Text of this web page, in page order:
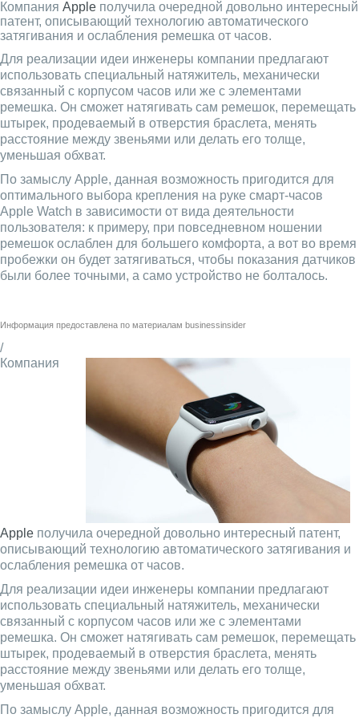
Компания Apple получила очередной довольно интересный
патент, описывающий технологию автоматического
затягивания и ослабления ремешка от часов.
Для реализации идеи инженеры компании предлагают
использовать специальный натяжитель, механически
связанный с корпусом часов или же с элементами
ремешка. Он сможет натягивать сам ремешок, перемещать
штырек, продеваемый в отверстия браслета, менять
расстояние между звеньями или делать его толще,
уменьшая обхват.
По замыслу Apple, данная возможность пригодится для
оптимального выбора крепления на руке смарт-часов
Apple Watch в зависимости от вида деятельности
пользователя: к примеру, при повседневном ношении
ремешок ослаблен для большего комфорта, а вот во время
пробежки он будет затягиваться, чтобы показания датчиков
были более точными, а само устройство не болталось.
Информация предоставлена по материалам businessinsider
/
Компания
Apple получила очередной довольно интересный патент,
описывающий технологию автоматического затягивания и
ослабления ремешка от часов.
Для реализации идеи инженеры компании предлагают
использовать специальный натяжитель, механически
связанный с корпусом часов или же с элементами
ремешка. Он сможет натягивать сам ремешок, перемещать
штырек, продеваемый в отверстия браслета, менять
расстояние между звеньями или делать его толще,
уменьшая обхват.
По замыслу Apple, данная возможность пригодится для